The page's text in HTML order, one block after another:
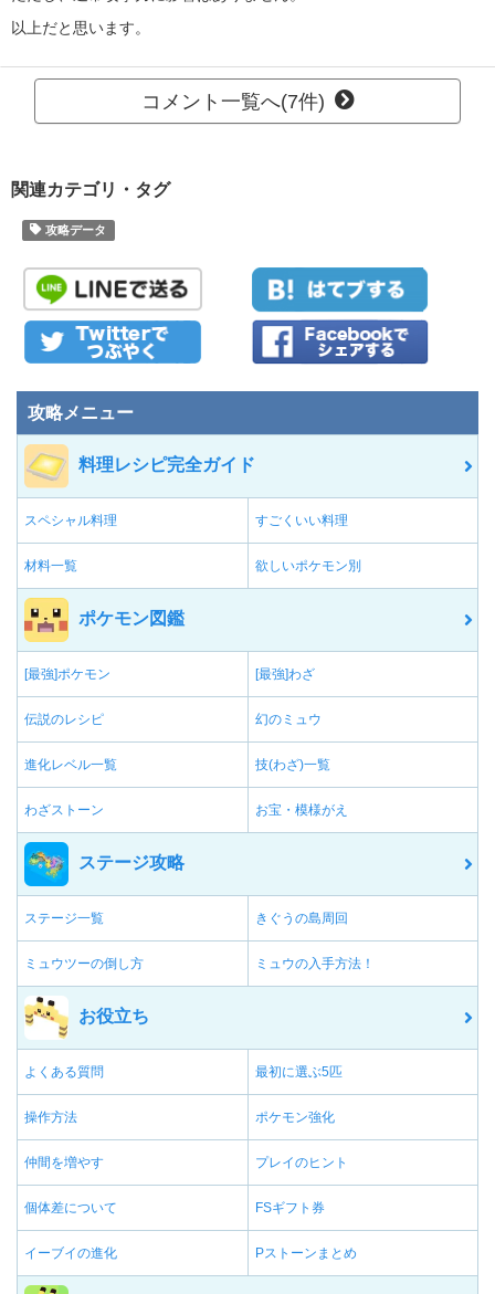
以上だと思います。
コメント一覧へ(7件)
関連カテゴリ・タグ
攻略データ
攻略メニュー
料理レシピ完全ガイド
スペシャル料理 すごくいい料理
材料一覧 欲しいポケモン別
ポケモン図鑑
[最強]ポケモン [最強]わざ
伝説のレシピ 幻のミュウ
進化レベル一覧 技(わざ)一覧
わざストーン お宝・模様がえ
ステージ攻略
ステージ一覧 きぐうの島周回
ミュウツーの倒し方 ミュウの入手方法！
お役立ち
よくある質問 最初に選ぶ5匹
操作方法 ポケモン強化
仲間を増やす プレイのヒント
個体差について FSギフト券
イーブイの進化 Pストーンまとめ